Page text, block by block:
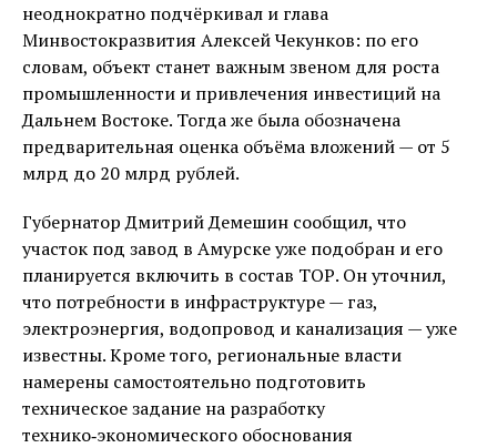
неоднократно подчёркивал и глава
Минвостокразвития Алексей Чекунков: по его
словам, объект станет важным звеном для роста
промышленности и привлечения инвестиций на
Дальнем Востоке. Тогда же была обозначена
предварительная оценка объёма вложений — от 5
млрд до 20 млрд рублей.
Губернатор Дмитрий Демешин сообщил, что
участок под завод в Амурске уже подобран и его
планируется включить в состав ТОР. Он уточнил,
что потребности в инфраструктуре — газ,
электроэнергия, водопровод и канализация — уже
известны. Кроме того, региональные власти
намерены самостоятельно подготовить
техническое задание на разработку
технико‑экономического обоснования